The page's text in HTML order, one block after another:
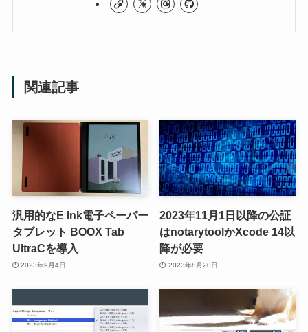
関連記事
汎用的なE Ink電子ペーパー
タブレット BOOX Tab
UltraCを導入
2023年9月4日
2023年11月1日以降の公証
はnotarytoolかXcode 14以
降が必要
2023年8月20日